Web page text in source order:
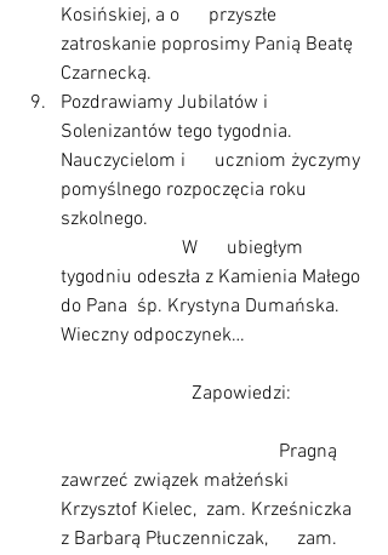
Kosińskiej, a o      przyszłe
zatroskanie poprosimy Panią Beatę
Czarnecką.
Pozdrawiamy Jubilatów i
Solenizantów tego tygodnia.
Nauczycielom i      uczniom życzymy
pomyślnego rozpoczęcia roku
szkolnego.
                         W      ubiegłym
tygodniu odeszła z Kamienia Małego
do Pana  śp. Krystyna Dumańska.
Wieczny odpoczynek…
                           Zapowiedzi:
                                             Pragną
zawrzeć związek małżeński
Krzysztof Kielec,  zam. Krześniczka
z Barbarą Płuczenniczak,      zam.